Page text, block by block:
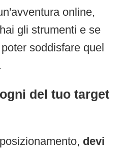
online,
gli strumenti e se
soddisfare quel
del tuo target
devi